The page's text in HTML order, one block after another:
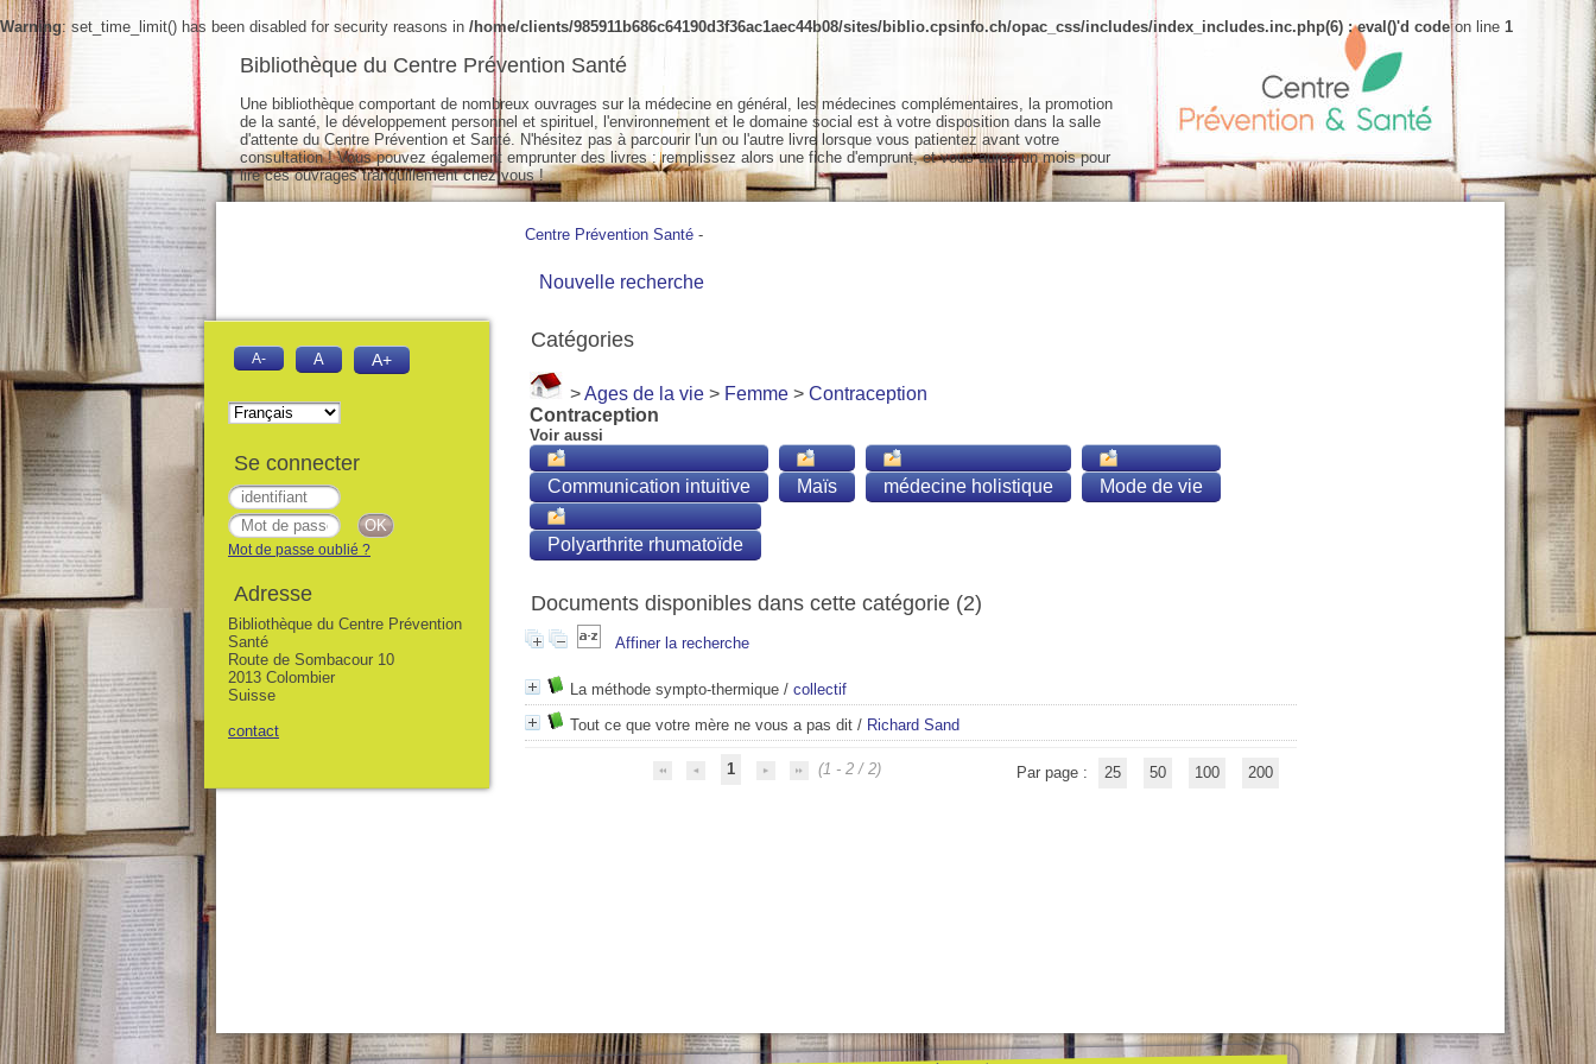
Warning: set_time_limit() has been disabled for security reasons in /home/clients/985911b686c64190d3f36ac1aec44b08/sites/biblio.cpsinfo.ch/opac_css/includes/index_includes.inc.php(6) : eval()'d codeon line 1
Centre Prévention Santé -
Nouvelle recherche
Catégories
>Ages de la vie > Femme > Contraception
Contraception
Voir aussi
Communication intuitive Maïs médecine holistique Mode de vie
Polyarthrite rhumatoïde
Documents disponibles dans cette catégorie (2)
Affiner la recherche
La méthode sympto-thermique / collectif
Tout ce que votre mère ne vous a pas dit / Richard Sand
1 (1 - 2 / 2) Par page : 25 50 100 200
Bibliothèque du Centre Prévention Santé
Une bibliothèque comportant de nombreux ouvrages sur la médecine en général, les médecines complémentaires, la promotion
de la santé, le développement personnel et spirituel, l'environnement et le domaine social est à votre disposition dans la salle
d'attente du Centre Prévention et Santé. N'hésitez pas à parcourir l'un ou l'autre livre lorsque vous patientez avant votre
consultation ! Vous pouvez également emprunter des livres : remplissez alors une fiche d'emprunt, et vous aurez un mois pour
lire ces ouvrages tranquillement chez vous !
A- A A+
Se connecter
Mot de passe oublié ?
Adresse
Bibliothèque du Centre Prévention
Santé
Route de Sombacour 10
2013 Colombier
Suisse
contact